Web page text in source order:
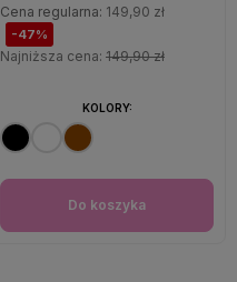
Cena regularna: 149,90 zł
-47%
Najniższa cena: 149,90 zł
Do koszyka
KOLORY: